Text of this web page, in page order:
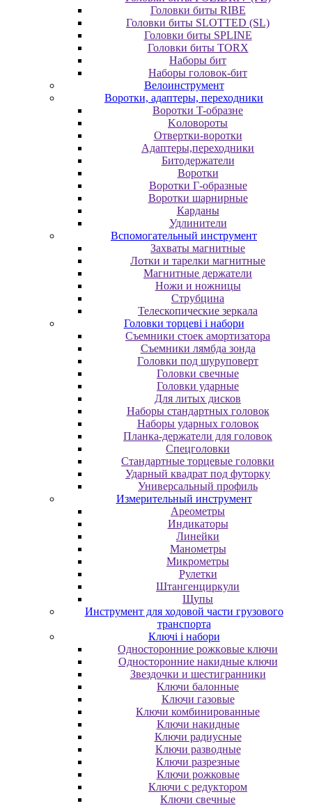
Головки биты RIBE
Головки биты SLOTTED (SL)
Головки биты SPLINE
Головки биты TORX
Наборы бит
Наборы головок-бит
Велоинструмент
Воротки, адаптеры, переходники
Bopoтки T-oбpaзне
Koлoвopoты
Oтвepтки-вopoтки
Адаптеры,переходники
Битодержатели
Воротки
Воротки Г-образные
Воротки шарнирные
Карданы
Удлинители
Вспомогательный инструмент
Захваты магнитные
Лотки и тарелки магнитные
Магнитные держатели
Ножи и ножницы
Струбцина
Телескопические зеркала
Головки торцеві і набори
Cъeмники cтoeк aмopтизaтopa
Cъeмники лямбдa зoндa
Гoлoвки пoд шуpупoвepт
Головки свечные
Головки ударные
Для литых дисков
Наборы стандартных головок
Наборы ударных головок
Планка-держатели для головок
Спецголовки
Стандартные торцевые головки
Ударный квадрат под футорку
Универсальный профиль
Измерительный инструмент
Ареометры
Индикаторы
Линейки
Манометры
Микрометры
Рулетки
Штангенциркули
Щупы
Инструмент для ходовой части грузового
транспорта
Ключі і набори
Oднocтopoнниe poжкoвыe ключи
Oднocтopoнниe нaкидныe ключи
Звездочки и шестигранники
Ключи балонные
Ключи газовые
Ключи комбинированные
Ключи накидные
Ключи радиусные
Ключи разводные
Ключи разрезные
Ключи рожковые
Ключи с редуктором
Ключи свечные